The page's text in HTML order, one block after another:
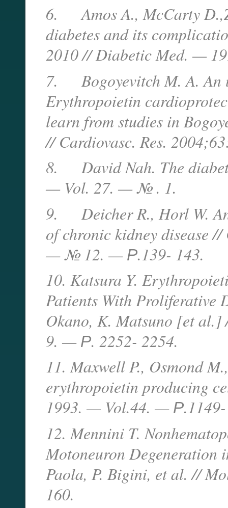
6. Amos A., McCarty
diabetes and its
2010 // Diabetic Med. —
7. Bogoyevitch M. A. An
Erythropoietin
learn from studies in
// Cardiovasc. Res.
8. David Nah. The
— Vol. 27. — № . 1.
9. Deicher R., Horl W.
of chronic kidney disease
— № 12. — Р.139- 143.
10. Katsura Y.
Patients With Proliferative
Okano, K. Matsuno [et
9. — Р. 2252- 2254.
11. Maxwell P., Osmond
erythropoietin producing
1993. — Vol.44. — Р.1149-
12. Mennini T.
Motoneuron
Paola, P. Bigini, et al. //
160.